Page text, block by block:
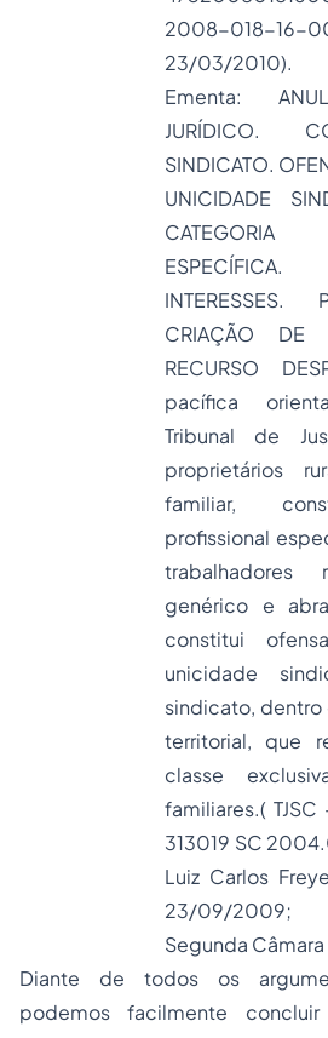
2008-018-16-
23/03/2010).
Ementa:
JURÍDICO.
SINDICATO.
UNICIDADE
INTERESSES.
CRIAÇÃO DE
RECURSO
pacífica
Tribunal de
proprietários
familiar,
profissional
genérico e
constitui
unicidade
sindicato, dentro
territorial, que
classe
familiares.(
313019 SC
Luiz Carlos
23/09/2009;
Segunda
Diante de todos os
podemos facilmente concluir